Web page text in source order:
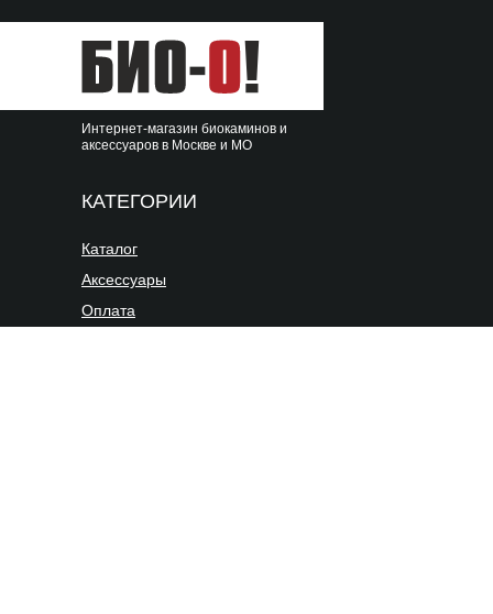
КАТЕГОРИИ
Аксессуары
Каталог
Оплата
Интернет-магазин биокаминов и
аксессуаров в Москве и МО